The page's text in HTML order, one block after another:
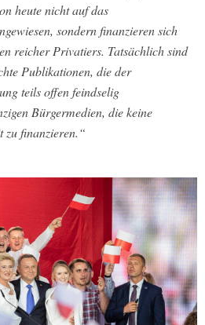
heute nicht auf das
sondern finanzieren sich
reicher Privatiers. Tatsächlich sind
Publikationen, die der
teils offen feindselig
Bürgermedien, die keine
zu finanzieren.“